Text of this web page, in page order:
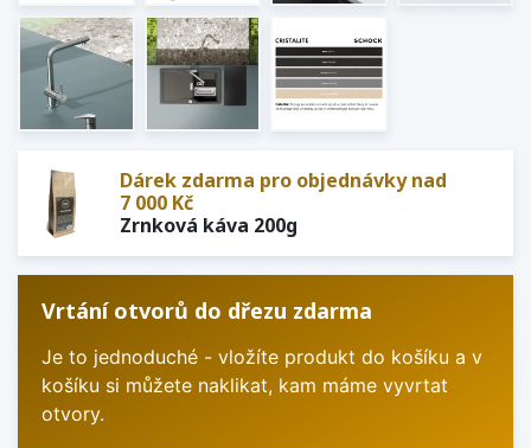
Dárek zdarma pro objednávky nad
7 000 Kč
Zrnková káva 200g
Vrtání otvorů do dřezu zdarma
Je to jednoduché - vložíte produkt do košíku a v
košíku si můžete naklikat, kam máme vyvrtat
otvory.